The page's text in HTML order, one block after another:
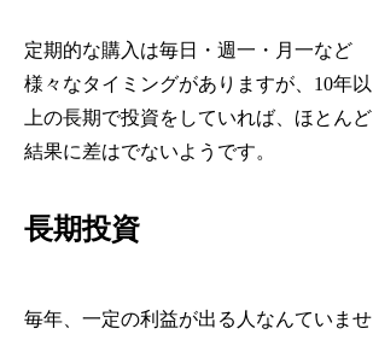
定期的な購入は毎日・週一・月一など
様々なタイミングがありますが、10年以
上の長期で投資をしていれば、ほとんど
結果に差はでないようです。
長期投資
毎年、一定の利益が出る人なんていませ